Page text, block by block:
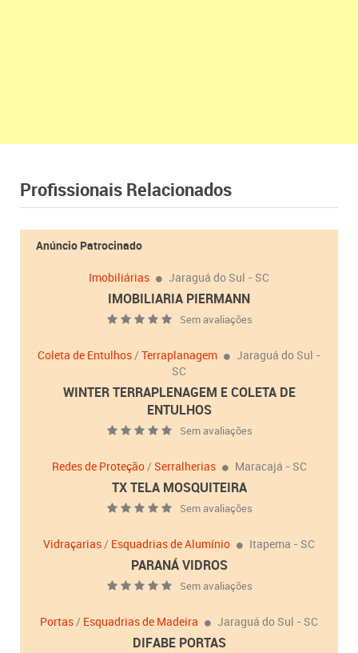
Profissionais Relacionados
Anúncio Patrocinado
Imobiliárias Jaraguá do Sul - SC
IMOBILIARIA PIERMANN
Sem avaliações
Coleta de Entulhos/Terraplanagem
Jaraguá do Sul -
SC
WINTER TERRAPLENAGEM E COLETA DE
ENTULHOS
Sem avaliações
Redes de Proteção/Serralherias Maracajá - SC
TX TELA MOSQUITEIRA
Sem avaliações
Vidraçarias/ Esquadrias de Alumínio Itapema - SC
PARANÁ VIDROS
Sem avaliações
Portas/ Esquadrias de Madeira Jaraguá do Sul - SC
DIFABE PORTAS